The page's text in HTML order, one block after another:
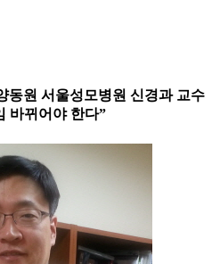
동원 서울성모병원 신경과 교수
바뀌어야 한다”